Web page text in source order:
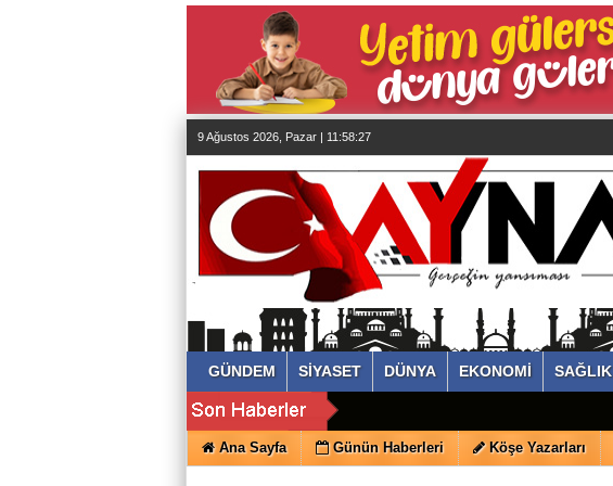
9 Ağustos 2026, Pazar | 11:58:28
GÜNDEM SİYASET DÜNYA EKONOMİ SAĞLIK
Ana Sayfa Günün Haberleri Köşe Yazarları